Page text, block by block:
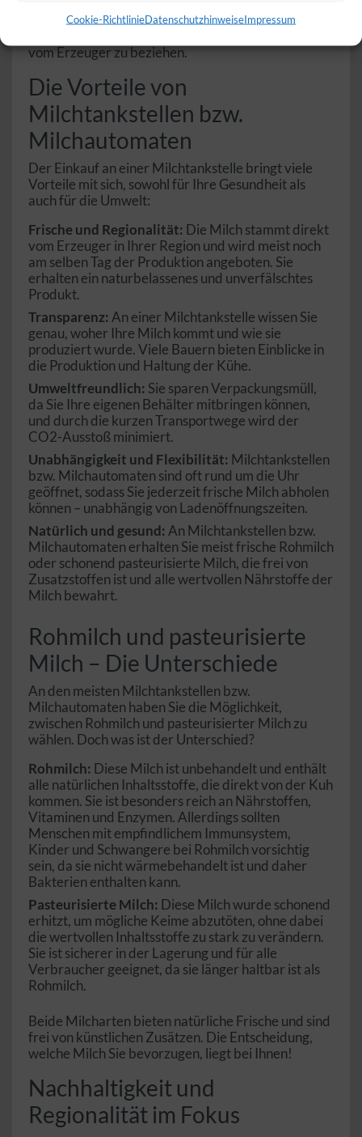
Cookie-RichtlinieDatenschutzhinweiseImpressum
somit eine praktische, nachhaltige und
vom Erzeuger zu beziehen.
Die Vorteile von
Milchtankstellen bzw.
Milchautomaten
Der Einkauf an einer Milchtankstelle bringt viele
Vorteile mit sich, sowohl für Ihre Gesundheit als
auch für die Umwelt:
Frische und Regionalität: Die Milch stammt direkt
vom Erzeuger in Ihrer Region und wird meist noch
am selben Tag der Produktion angeboten. Sie
erhalten ein naturbelassenes und unverfälschtes
Produkt.
Transparenz:An einer Milchtankstelle wissen Sie
genau, woher Ihre Milch kommt und wie sie
produziert wurde. Viele Bauern bieten Einblicke in
die Produktion und Haltung der Kühe.
Umweltfreundlich: Sie sparen Verpackungsmüll,
da Sie Ihre eigenen Behälter mitbringen können,
und durch die kurzen Transportwege wird der
CO2-Ausstoß minimiert.
Unabhängigkeit und Flexibilität: Milchtankstellen
bzw. Milchautomaten sind oft rund um die Uhr
geöffnet, sodass Sie jederzeit frische Milch abholen
können – unabhängig von Ladenöffnungszeiten.
Natürlich und gesund:An Milchtankstellen bzw.
Milchautomaten erhalten Sie meist frische Rohmilch
oder schonend pasteurisierte Milch, die frei von
Zusatzstoffen ist und alle wertvollen Nährstoffe der
Milch bewahrt.
Rohmilch und pasteurisierte
Milch – Die Unterschiede
An den meisten Milchtankstellen bzw.
Milchautomaten haben Sie die Möglichkeit,
zwischen Rohmilch und pasteurisierter Milch zu
wählen. Doch was ist der Unterschied?
Rohmilch: Diese Milch ist unbehandelt und enthält
alle natürlichen Inhaltsstoffe, die direkt von der Kuh
kommen. Sie ist besonders reich an Nährstoffen,
Vitaminen und Enzymen. Allerdings sollten
Menschen mit empfindlichem Immunsystem,
Kinder und Schwangere bei Rohmilch vorsichtig
sein, da sie nicht wärmebehandelt ist und daher
Bakterien enthalten kann.
Pasteurisierte Milch: Diese Milch wurde schonend
erhitzt, um mögliche Keime abzutöten, ohne dabei
die wertvollen Inhaltsstoffe zu stark zu verändern.
Sie ist sicherer in der Lagerung und für alle
Verbraucher geeignet, da sie länger haltbar ist als
Rohmilch.
Beide Milcharten bieten natürliche Frische und sind
frei von künstlichen Zusätzen. Die Entscheidung,
welche Milch Sie bevorzugen, liegt bei Ihnen!
Nachhaltigkeit und
Regionalität im Fokus